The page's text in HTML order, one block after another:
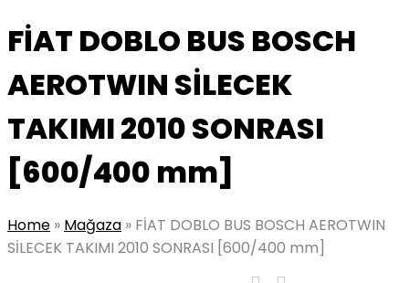
FİAT DOBLO BUS BOSCH
AEROTWIN SİLECEK
TAKIMI 2010 SONRASI
[600/400 mm]
Home » Mağaza » FİAT DOBLO BUS BOSCH AEROTWIN
SİLECEK TAKIMI 2010 SONRASI [600/400 mm]